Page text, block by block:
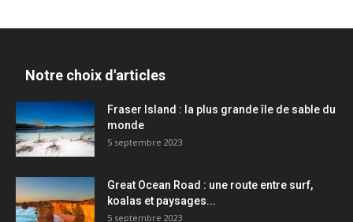
Notre choix d'articles
Fraser Island : la plus grande île de sable du
monde
5 septembre 2023
Great Ocean Road : une route entre surf,
koalas et paysages...
5 septembre 2023